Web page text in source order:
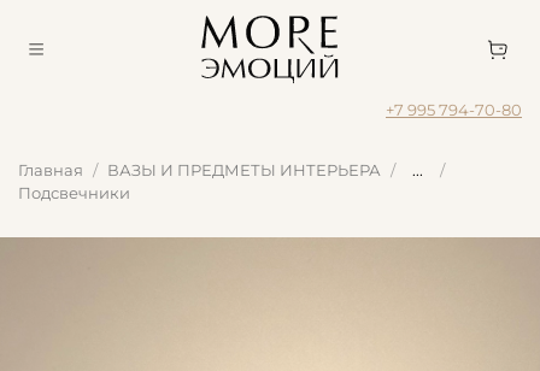
+7 995 794-70-80
Главная ВАЗЫ И ПРЕДМЕТЫ ИНТЕРЬЕРА
...
Подсвечники